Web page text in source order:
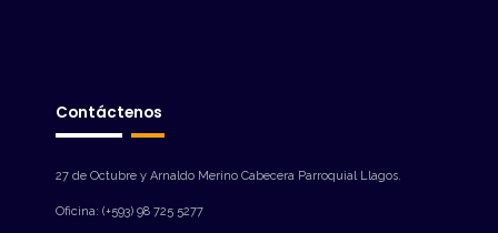
Contáctenos
27 de Octubre y Arnaldo Merino Cabecera Parroquial Llagos.
Oficina: (+593) 98 725 5277